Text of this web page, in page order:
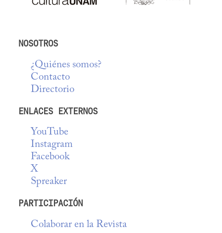
NOSOTROS
¿Quiénes somos?
Contacto
Directorio
ENLACES EXTERNOS
YouTube
Instagram
Facebook
X
Spreaker
PARTICIPACIÓN
Colaborar en la Revista